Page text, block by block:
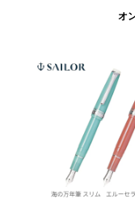
オ